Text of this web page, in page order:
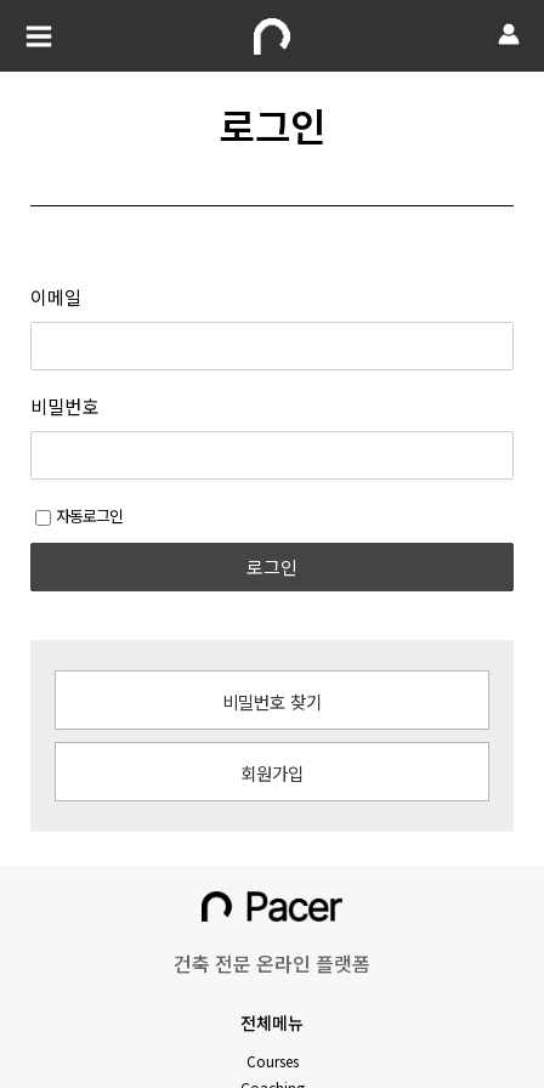
로그인
이메일
비밀번호
자동로그인
로그인
비밀번호 찾기
회원가입
건축 전문 온라인 플랫폼
전체메뉴
Courses